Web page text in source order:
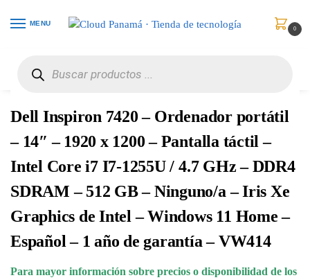
MENU
0
Dell Inspiron 7420 – Ordenador portátil
– 14″ – 1920 x 1200 – Pantalla táctil –
Intel Core i7 I7-1255U / 4.7 GHz – DDR4
SDRAM – 512 GB – Ninguno/a – Iris Xe
Graphics de Intel – Windows 11 Home –
Español – 1 año de garantía – VW414
Para mayor información sobre precios o disponibilidad de los